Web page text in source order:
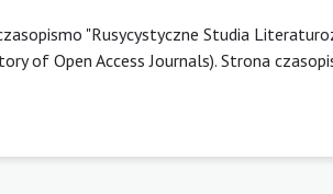
"Rusycystyczne Studia
of Open Access Journals). Strona